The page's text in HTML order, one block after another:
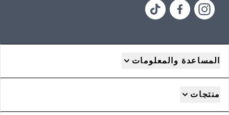
المساعدة والمعلومات
منتجات